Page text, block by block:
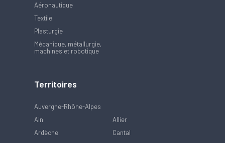
Aéronautique
Textile
Plasturgie
Mécanique, métallurgie,
machines et robotique
Territoires
Auvergne-Rhône-Alpes
Ain
Allier
Ardèche
Cantal